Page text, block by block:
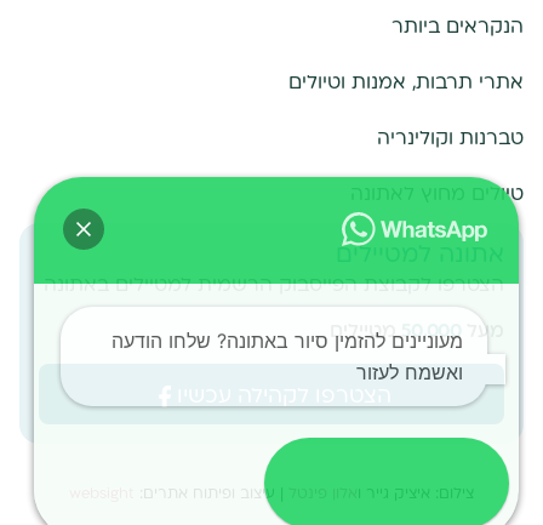
הנקראים ביותר
אתרי תרבות, אמנות וטיולים
טברנות וקולינריה
טיולים מחוץ לאתונה
הצטרפו לקבוצת הפייסבוק הרשמית למטיילים באתונה
מעל 50,000מטיילים
צילום: איציק גייר ו עיצוב ופיתוח אתרים:
מעוניינים להזמין סיור באתונה? שלחו הודעה
ואשמח לעזור
שליחת הודעה